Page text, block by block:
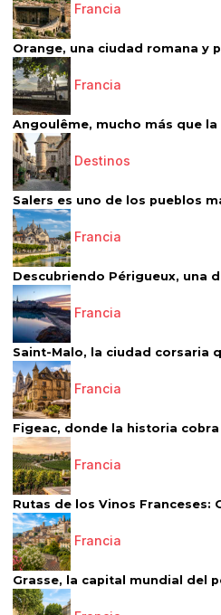
Francia
Orange, una ciudad romana y
Francia
Angoulême, mucho más que
Destinos
Salers es uno de los pueblos
Francia
Descubriendo Périgueux, una
Francia
Saint-Malo, la ciudad corsaria
Francia
Figeac, donde la historia cobra
Francia
Rutas de los Vinos Franceses:
Francia
Grasse, la capital mundial del